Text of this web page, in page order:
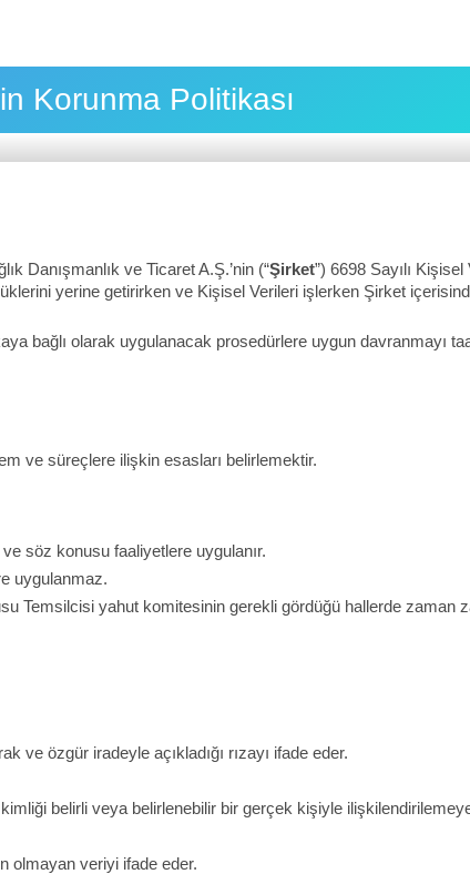
Korunma Politikası
Danışmanlık ve Ticaret A.Ş.’nin (“Şirket”) 6698 Sayılı
yerine getirirken ve Kişisel Verileri işlerken Şirket
bağlı olarak uygulanacak prosedürlere uygun davranmayı
ve süreçlere ilişkin esasları belirlemektir.
söz konusu faaliyetlere uygulanır.
uygulanmaz.
Temsilcisi yahut komitesinin gerekli gördüğü hallerde zaman
ve özgür iradeyle açıkladığı rızayı ifade eder.
belirli veya belirlenebilir bir gerçek kişiyle
olmayan veriyi ifade eder.